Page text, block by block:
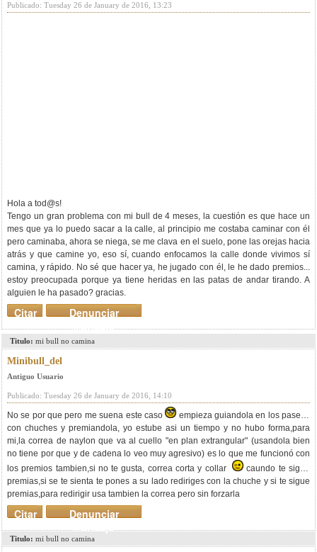
Publicado: Tuesday 26 de January de 2016, 13:23
Hola a tod@s!
Tengo un gran problema con mi bull de 4 meses, la cuestión es que hace un
mes que ya lo puedo sacar a la calle, al principio me costaba caminar con él
pero caminaba, ahora se niega, se me clava en el suelo, pone las orejas hacia
atrás y que camine yo, eso sí, cuando enfocamos la calle donde vivimos sí
camina, y rápido. No sé que hacer ya, he jugado con él, le he dado premios...
estoy preocupada porque ya tiene heridas en las patas de andar tirando. A
alguien le ha pasado? gracias.
Denunciar
mensaje
Citar
Titulo: mi bull no camina
Minibull_del
Antiguo Usuario
Publicado: Tuesday 26 de January de 2016, 14:10
No se por que pero me suena este caso
empieza guiandola en los paseos
con chuches y premiandola, yo estube asi un tiempo y no hubo forma,para
mi,la correa de naylon que va al cuello "en plan extrangular" (usandola bien
no tiene por que y de cadena lo veo muy agresivo) es lo que me funcionó con
los premios tambien,si no te gusta, correa corta y collar
caundo te sigue
premias,si se te sienta te pones a su lado rediriges con la chuche y si te sigue
premias,para redirigir usa tambien la correa pero sin forzarla
Denunciar
mensaje
Citar
Titulo: mi bull no camina